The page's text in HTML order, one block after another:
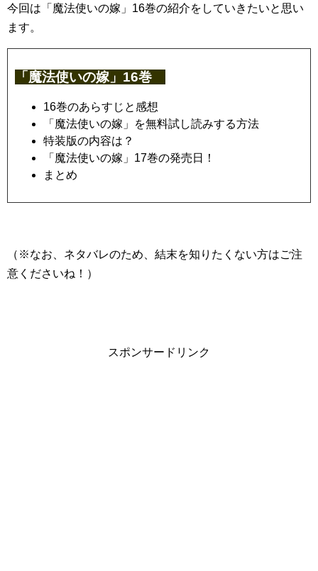
今回は「魔法使いの嫁」16巻の紹介をしていきたいと思い
ます。
「魔法使いの嫁」16巻
16巻のあらすじと感想
「魔法使いの嫁」を無料試し読みする方法
特装版の内容は？
「魔法使いの嫁」17巻の発売日！
まとめ
（※なお、ネタバレのため、結末を知りたくない方はご注
意くださいね！）
スポンサードリンク